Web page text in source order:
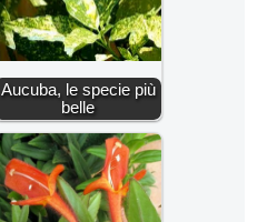
Aucuba, le specie più
belle